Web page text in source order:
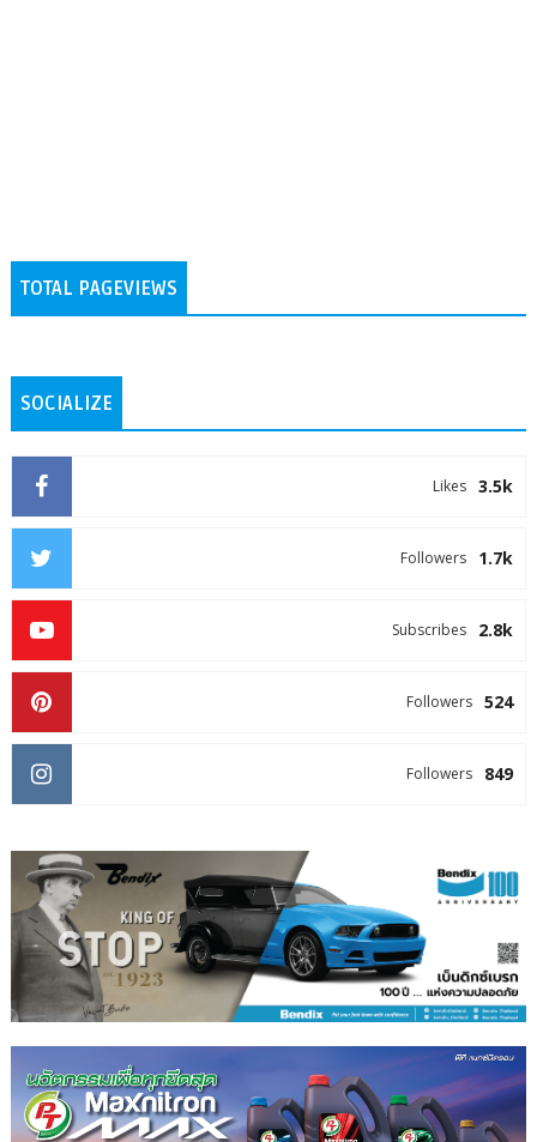
TOTAL PAGEVIEWS
SOCIALIZE
3.5k
Likes
1.7k
Followers
2.8k
Subscribes
524
Followers
849
Followers